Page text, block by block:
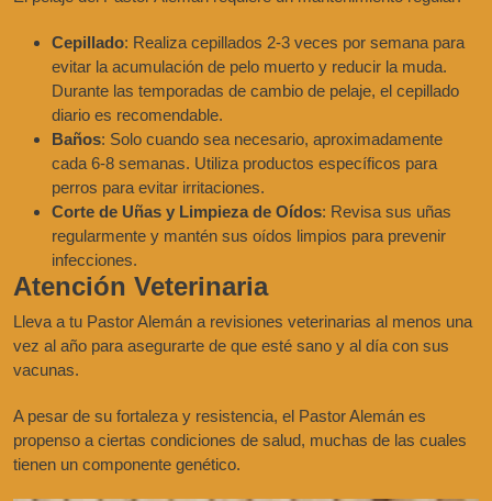
Cepillado: Realiza cepillados 2-3 veces por semana para
evitar la acumulación de pelo muerto y reducir la muda.
Durante las temporadas de cambio de pelaje, el cepillado
diario es recomendable.
Baños: Solo cuando sea necesario, aproximadamente
cada 6-8 semanas. Utiliza productos específicos para
perros para evitar irritaciones.
Corte de Uñas y Limpieza de Oídos: Revisa sus uñas
regularmente y mantén sus oídos limpios para prevenir
infecciones.
Atención Veterinaria
Lleva a tu Pastor Alemán a revisiones veterinarias al menos una
vez al año para asegurarte de que esté sano y al día con sus
vacunas.
A pesar de su fortaleza y resistencia, el Pastor Alemán es
propenso a ciertas condiciones de salud, muchas de las cuales
tienen un componente genético.